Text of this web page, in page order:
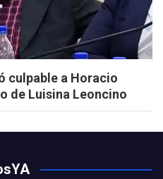
culpable a Horacio
de Luisina Leoncino